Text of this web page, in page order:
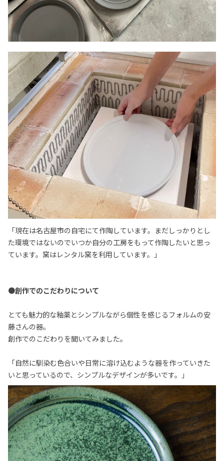
「現在は名古屋市の自宅にて作陶しています。まだしっかりとし
た環境ではないのでいつか自分の工房をもって作陶したいと思っ
ています。窯はレンタル窯を利用しています。」
●創作でのこだわりについて
とても魅力的な釉薬とシンプルながら個性を感じるフォルムの安
藤さんの器。
創作でのこだわりを聞いてみました。
「自然に馴染む色合いや日常に溶け込むような器を作っていきた
いと思っているので、シンプルなデザインが多いです。」